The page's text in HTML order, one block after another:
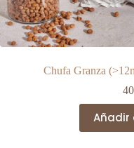
Chufa Granza
Añadir